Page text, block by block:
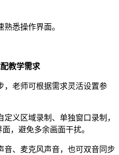
悉操作界面。
教学需求
，老师可根据需求灵活设置参
义区域录制、单独窗口录制，
，避免多余画面干扰。
音、麦克风声音，也可双音同步